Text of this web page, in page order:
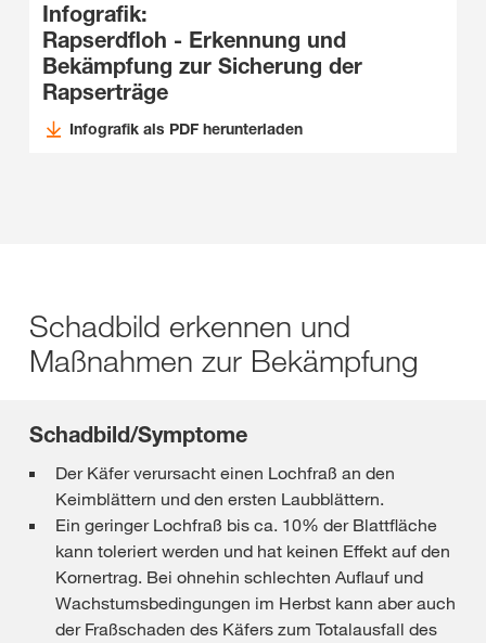
Infografik:
Rapserdfloh - Erkennung und
Bekämpfung zur Sicherung der
Rapserträge
Infografik als PDF herunterladen
Schadbild erkennen und
Maßnahmen zur Bekämpfung
Schadbild/Symptome
Der Käfer verursacht einen Lochfraß an den
Keimblättern und den ersten Laubblättern.
Ein geringer Lochfraß bis ca. 10% der Blattfläche
kann toleriert werden und hat keinen Effekt auf den
Kornertrag. Bei ohnehin schlechten Auflauf und
Wachstumsbedingungen im Herbst kann aber auch
der Fraßschaden des Käfers zum Totalausfall des